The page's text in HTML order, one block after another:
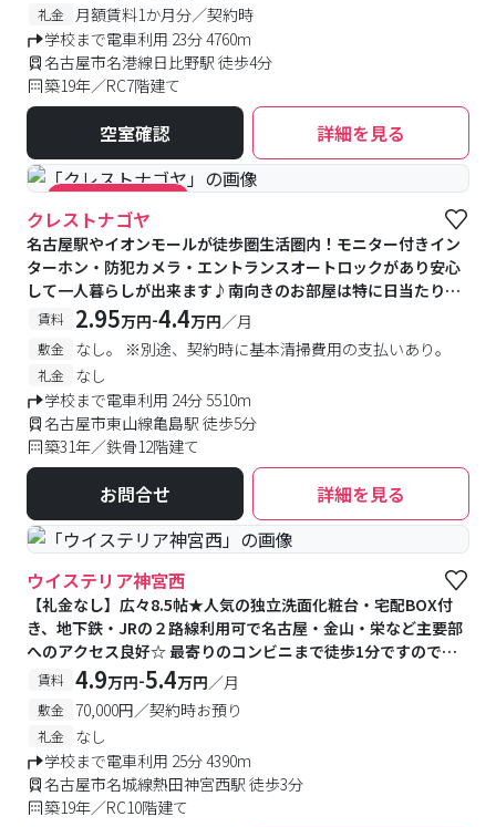
礼金
月額賃料1か月分／契約時
学校まで電車利用 23分 4760m
名古屋市名港線日比野駅 徒歩4分
築19年／RC7階建て
空室確認 詳細を見る
#キャンペーン実施中
クレストナゴヤ
名古屋駅やイオンモールが徒歩圏生活圏内！モニター付きイン
ターホン・防犯カメラ・エントランスオートロックがあり安心
して一人暮らしが出来ます♪南向きのお部屋は特に日当たりが
良くおススメです★
賃料 2.95万円-4.4万円／月
敷金 なし。 ※別途、契約時に基本清掃費用の支払いあり。
礼金
なし
学校まで電車利用 24分 5510m
名古屋市東山線亀島駅 徒歩5分
築31年／鉄骨12階建て
お問合せ 詳細を見る
ウイステリア神宮西
【礼金なし】広々8.5帖★人気の独立洗面化粧台・宅配BOX付
き、地下鉄・JRの２路線利用可で名古屋・金山・栄など主要部
へのアクセス良好☆ 最寄りのコンビニまで徒歩1分ですので、
平日忙しい学生の皆様におすすめ★
賃料 4.9万円-5.4万円／月
敷金 70,000円／契約時お預り
礼金
なし
学校まで電車利用 25分 4390m
名古屋市名城線熱田神宮西駅 徒歩3分
築19年／RC10階建て